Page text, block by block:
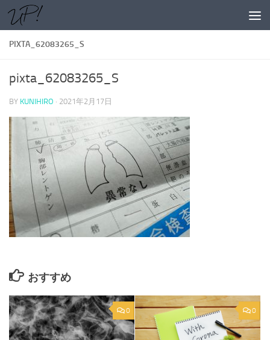
コンテンツへスキップ
PIXTA_62083265_S
pixta_62083265_S
BY KUNIHIRO · 2021年2月17日
おすすめ
0 0